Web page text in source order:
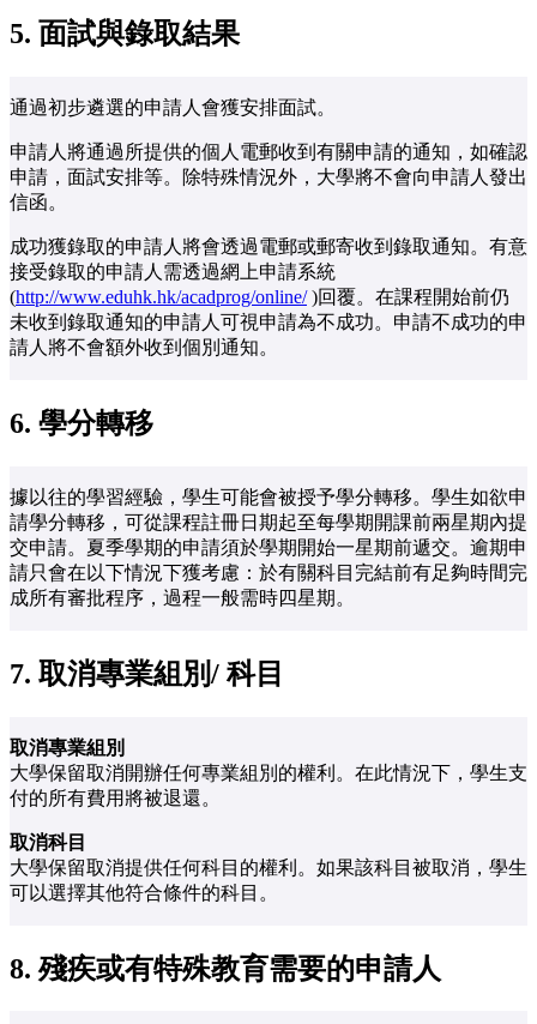
5. 面試與錄取結果
通過初步遴選的申請人會獲安排面試。
申請人將通過所提供的個人電郵收到有關申請的通知，如確認
申請，面試安排等。除特殊情況外，大學將不會向申請人發出
信函。
成功獲錄取的申請人將會透過電郵或郵寄收到錄取通知。有意
接受錄取的申請人需透過網上申請系統
(http://www.eduhk.hk/acadprog/online/)回覆。在課程開始前仍
未收到錄取通知的申請人可視申請為不成功。申請不成功的申
請人將不會額外收到個別通知。
6. 學分轉移
據以往的學習經驗，學生可能會被授予學分轉移。學生如欲申
請學分轉移，可從課程註冊日期起至每學期開課前兩星期內提
交申請。夏季學期的申請須於學期開始一星期前遞交。逾期申
請只會在以下情況下獲考慮：於有關科目完結前有足夠時間完
成所有審批程序，過程一般需時四星期。
7. 取消專業組別/ 科目
取消專業組別
大學保留取消開辦任何專業組別的權利。在此情況下，學生支
付的所有費用將被退還。
取消科目
大學保留取消提供任何科目的權利。如果該科目被取消，學生
可以選擇其他符合條件的科目。
8. 殘疾或有特殊教育需要的申請人